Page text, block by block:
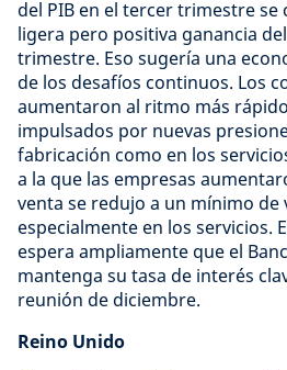
del PIB en el tercer trimestre
ligera pero positiva ganancia
trimestre. Eso sugería una
de los desafíos continuos. Los
aumentaron al ritmo más
impulsados por nuevas
fabricación como en los
a la que las empresas
venta se redujo a un mínimo de
especialmente en los servicios.
espera ampliamente que el
mantenga su tasa de interés
reunión de diciembre.
Reino Unido